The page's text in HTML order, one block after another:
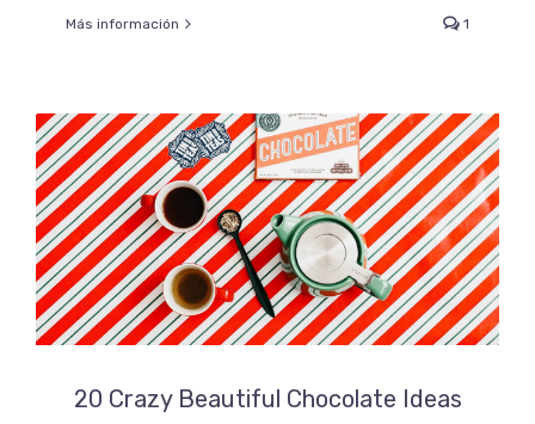
Más información 1
20 Crazy Beautiful Chocolate Ideas